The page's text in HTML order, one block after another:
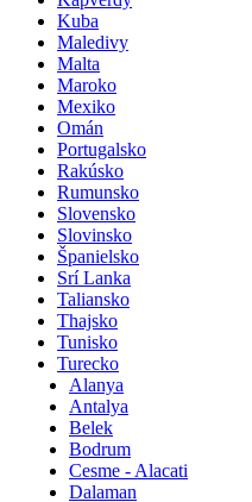
Kuba
Maledivy
Malta
Maroko
Mexiko
Omán
Portugalsko
Rakúsko
Rumunsko
Slovensko
Slovinsko
Španielsko
Srí Lanka
Taliansko
Thajsko
Tunisko
Turecko
Alanya
Antalya
Belek
Bodrum
Cesme - Alacati
Dalaman